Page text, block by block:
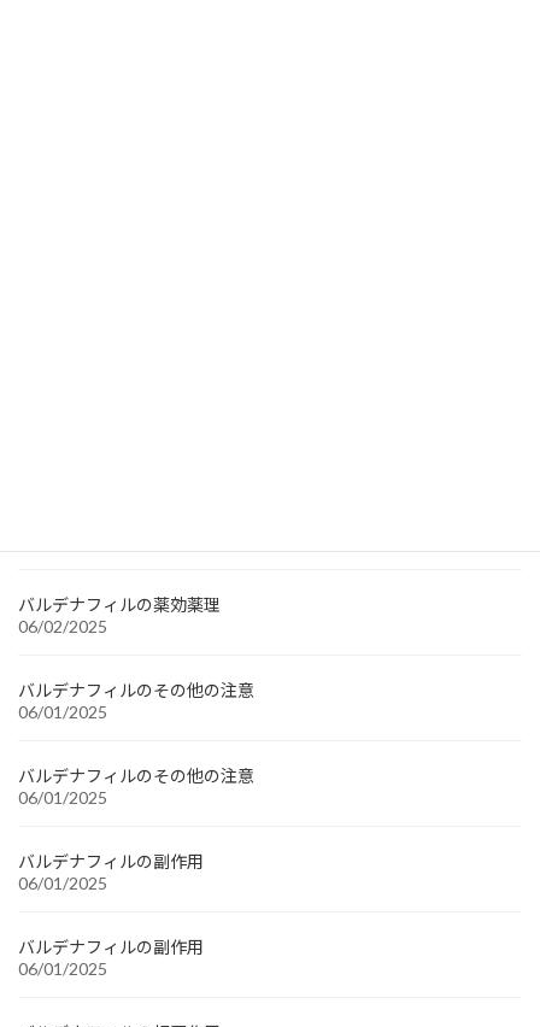
バルデナフィルの薬効薬理
06/02/2025
バルデナフィルのその他の注意
06/01/2025
バルデナフィルのその他の注意
06/01/2025
バルデナフィルの副作用
06/01/2025
バルデナフィルの副作用
06/01/2025